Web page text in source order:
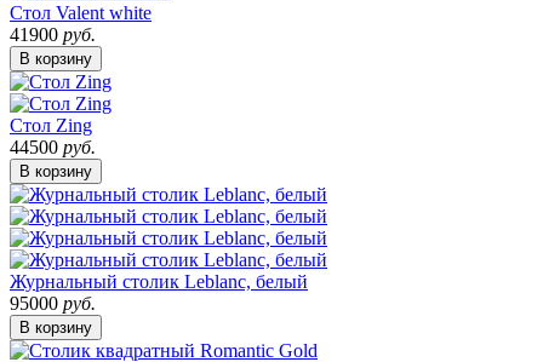
Стол Valent white
41900 руб.
В корзину
Стол Zing
44500 руб.
В корзину
Журнальный столик Leblanc, белый
95000 руб.
В корзину